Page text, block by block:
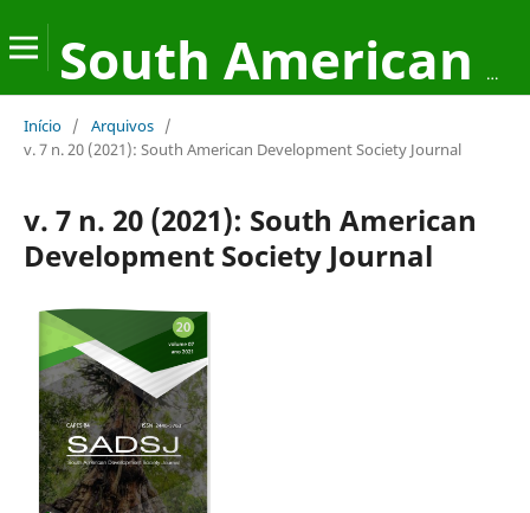
South American Development Society Journal
Início / Arquivos /
v. 7 n. 20 (2021): South American Development Society Journal
v. 7 n. 20 (2021): South American
Development Society Journal